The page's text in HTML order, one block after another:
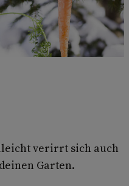
verirrt sich auch
Garten.